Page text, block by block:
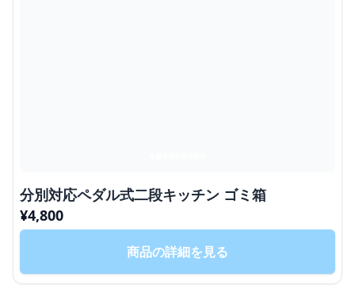
分別対応ペダル式二段キッチン ゴミ箱
¥4,800
商品の詳細を見る